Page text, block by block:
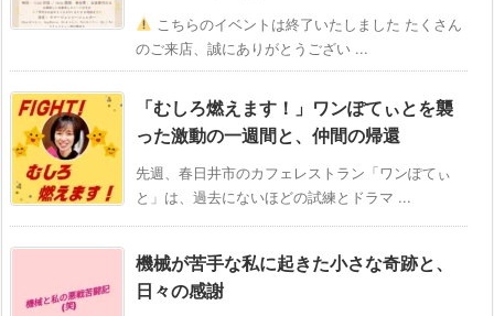
こちらのイベントは終了いたしました たくさん
のご来店、誠にありがとうござい ...
「むしろ燃えます！」ワンぽてぃとを襲
った激動の一週間と、仲間の帰還
先週、春日井市のカフェレストラン「ワンぽてぃ
と」は、過去にないほどの試練とドラマ ...
機械が苦手な私に起きた小さな奇跡と、
日々の感謝